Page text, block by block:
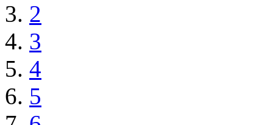
2
3
4
5